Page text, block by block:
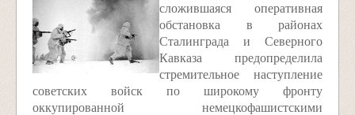
сложившаяся оперативная
обстановка в районах
Сталинграда и Северного
Кавказа предопределила
стремительное наступление
советских войск по широкому фронту
оккупированной немецко­фашистскими